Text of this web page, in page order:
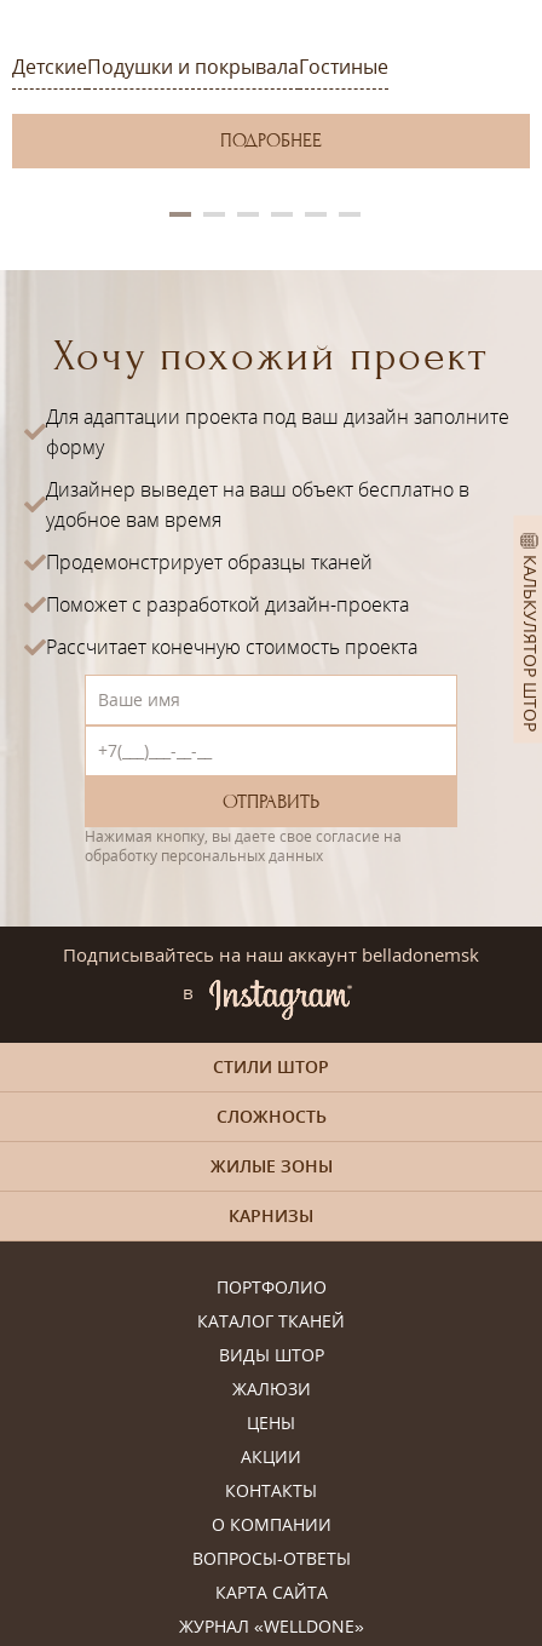
КАЛЬКУЛЯТОР ШТОР
ДетскиеПодушки и покрывалаГостиные
ПОДРОБНЕЕ
Хочу похожий проект
Для адаптации проекта под ваш дизайн заполните
форму
Дизайнер выведет на ваш объект бесплатно в
удобное вам время
Продемонстрирует образцы тканей
Поможет с разработкой дизайн-проекта
Рассчитает конечную стоимость проекта
Нажимая кнопку, вы даете свое согласие на
обработку персональных данных
Подписывайтесь на наш аккаунт belladonemsk
в
ПОРТФОЛИО
КАТАЛОГ ТКАНЕЙ
ВИДЫ ШТОР
ЖАЛЮЗИ
ЦЕНЫ
АКЦИИ
КОНТАКТЫ
О КОМПАНИИ
ВОПРОСЫ-ОТВЕТЫ
КАРТА САЙТА
ЖУРНАЛ «WELLDONE»
СТИЛИ ШТОР
СЛОЖНОСТЬ
ЖИЛЫЕ ЗОНЫ
КАРНИЗЫ